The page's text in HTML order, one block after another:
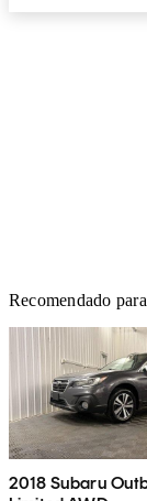
Recomendado
2018 Subaru